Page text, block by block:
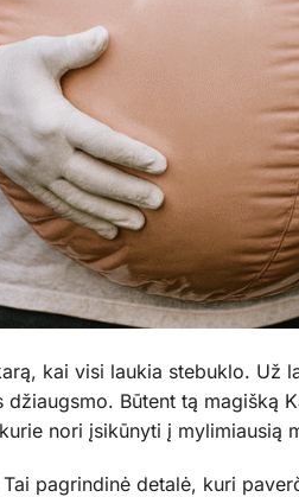
kai visi laukia stebuklo. Už
Būtent tą magišką
kurie nori įsikūnyti į mylimiausią
pagrindinė detalė, kuri